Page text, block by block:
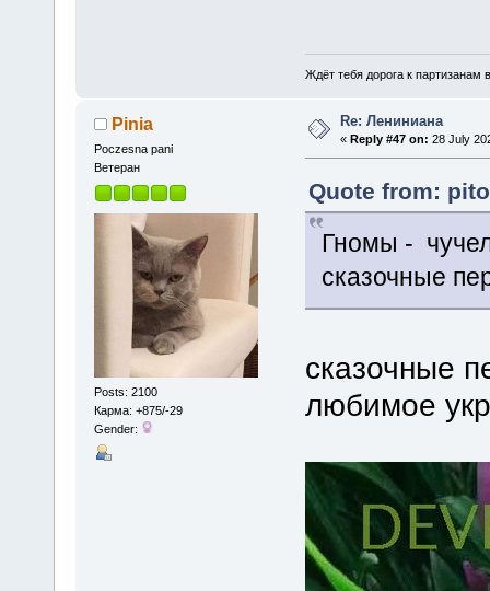
Ждёт тебя дорога к партизанам
Pinia
Poczesna pani
Ветеран
Posts: 2100
Карма: +875/-29
Gender:
Re: Лениниана
«Reply #47 on: 28 July
Quote from:
Гномы -
сказочные
сказочные
любимое